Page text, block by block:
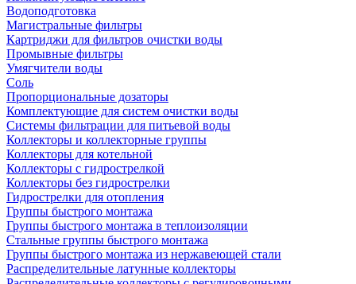
Водоподготовка
Магистральные фильтры
Картриджи для фильтров очистки воды
Промывные фильтры
Умягчители воды
Соль
Пропорциональные дозаторы
Комплектующие для систем очистки воды
Системы фильтрации для питьевой воды
Коллекторы и коллекторные группы
Коллекторы для котельной
Коллекторы с гидрострелкой
Коллекторы без гидрострелки
Гидрострелки для отопления
Группы быстрого монтажа
Группы быстрого монтажа в теплоизоляции
Стальные группы быстрого монтажа
Группы быстрого монтажа из нержавеющей стали
Распределительные латунные коллекторы